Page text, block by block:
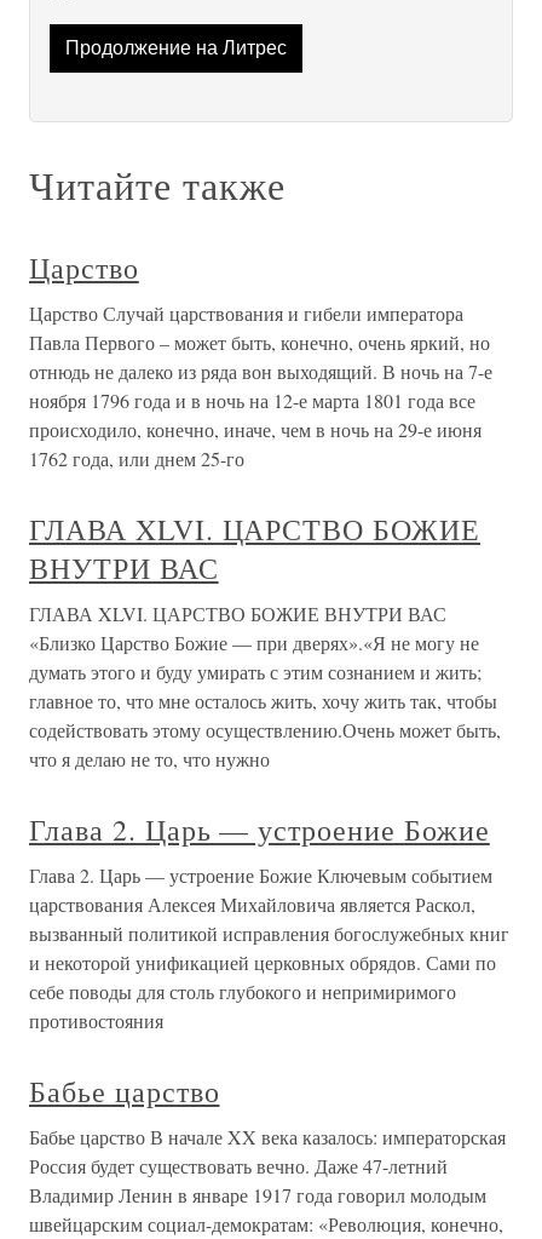
Продолжение на Литрес
Читайте также
Царство
Царство Случай царствования и гибели императора
Павла Первого – может быть, конечно, очень яркий, но
отнюдь не далеко из ряда вон выходящий. В ночь на 7-е
ноября 1796 года и в ночь на 12-е марта 1801 года все
происходило, конечно, иначе, чем в ночь на 29-е июня
1762 года, или днем 25-го
ГЛАВА XLVI. ЦАРСТВО БОЖИЕ
ВНУТРИ ВАС
ГЛАВА XLVI. ЦАРСТВО БОЖИЕ ВНУТРИ ВАС
«Близко Царство Божие — при дверях».«Я не могу не
думать этого и буду умирать с этим сознанием и жить;
главное то, что мне осталось жить, хочу жить так, чтобы
содействовать этому осуществлению.Очень может быть,
что я делаю не то, что нужно
Глава 2. Царь — устроение Божие
Глава 2. Царь — устроение Божие Ключевым событием
царствования Алексея Михайловича является Раскол,
вызванный политикой исправления богослужебных книг
и некоторой унификацией церковных обрядов. Сами по
себе поводы для столь глубокого и непримиримого
противостояния
Бабье царство
Бабье царство В начале XX века казалось: императорская
Россия будет существовать вечно. Даже 47-летний
Владимир Ленин в январе 1917 года говорил молодым
швейцарским социал-демократам: «Революция, конечно,